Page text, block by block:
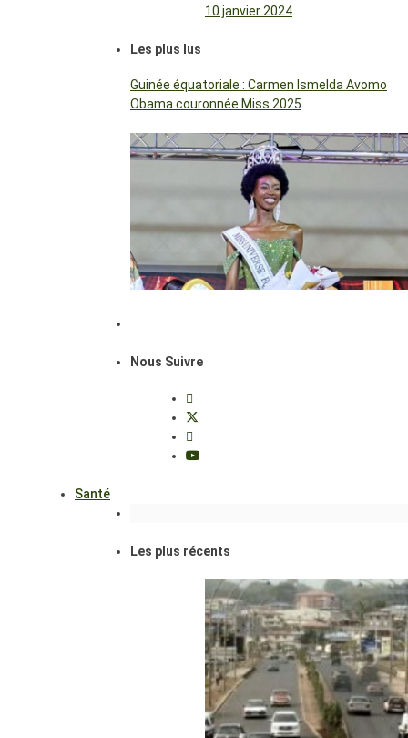
10 janvier 2024
Les plus lus
Guinée équatoriale : Carmen Ismelda Avomo
Obama couronnée Miss 2025
Nous Suivre
Santé
Les plus récents